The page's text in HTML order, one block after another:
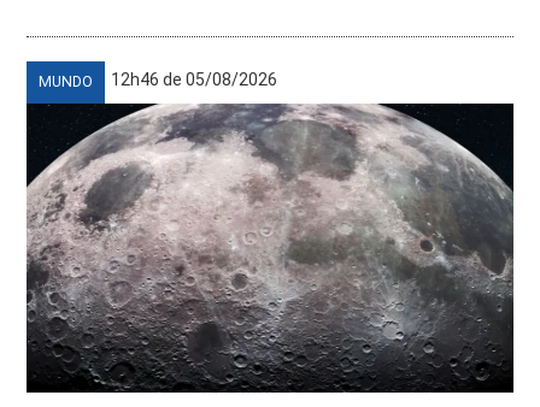
MUNDO 12h46 de 05/08/2026